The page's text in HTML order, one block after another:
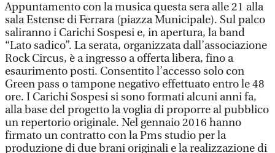
Appuntamento con la musica questa sera alle 21 alla
sala Estense di Ferrara (piazza Municipale). Sul palco
saliranno i Carichi Sospesi e, in apertura, la band
“Lato sadico”. La serata, organizzata dall’associazione
Rock Circus, è a ingresso a offerta libera, fino a
esaurimento posti. Consentito l’accesso solo con
Green pass o tampone negativo effettuato entro le 48
ore. I Carichi Sospesi si sono formati alcuni anni fa,
alla base del progetto la voglia di proporre al pubblico
un repertorio originale. Nel gennaio 2016 hanno
firmato un contratto con la Pms studio per la
produzione di due brani originali e la realizzazione di